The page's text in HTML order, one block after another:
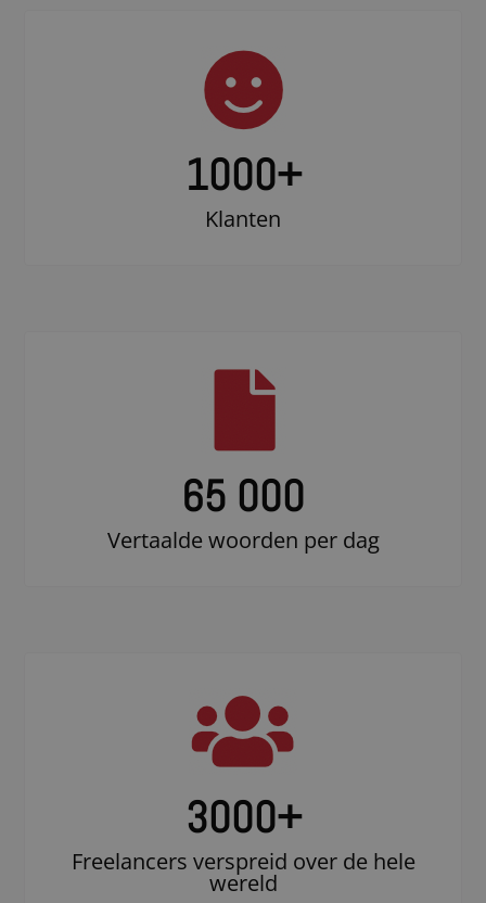
1000+
Klanten
65 000
Vertaalde woorden per dag
3000+
Freelancers verspreid over de hele
wereld